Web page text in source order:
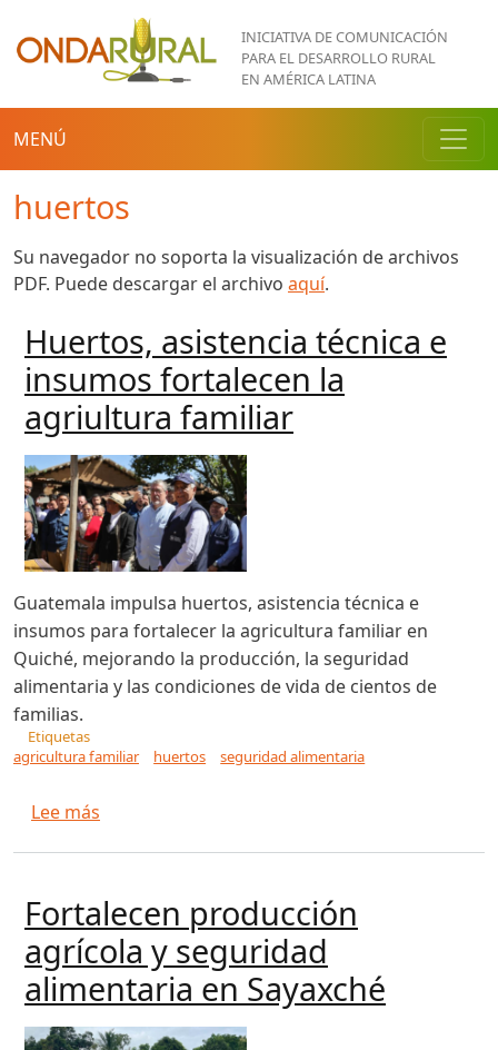
Pasar al contenido principal
INICIATIVA DE COMUNICACIÓN
PARA EL DESARROLLO RURAL
EN AMÉRICA LATINA
MENÚ
huertos
Su navegador no soporta la visualización de archivos
PDF. Puede descargar el archivo aquí.
Huertos, asistencia técnica e
insumos fortalecen la
agriultura familiar
Guatemala impulsa huertos, asistencia técnica e
insumos para fortalecer la agricultura familiar en
Quiché, mejorando la producción, la seguridad
alimentaria y las condiciones de vida de cientos de
familias.
Etiquetas
agricultura familiar
huertos seguridad alimentaria
Lee más
Fortalecen producción
agrícola y seguridad
alimentaria en Sayaxché